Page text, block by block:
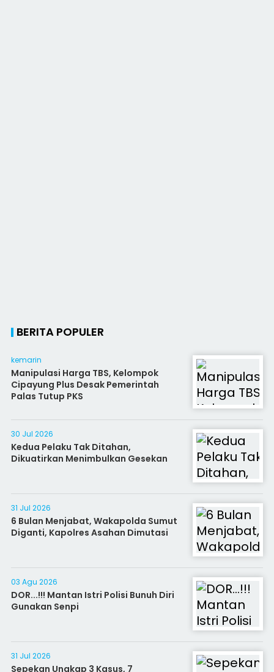
BERITA POPULER
kemarin
Manipulasi Harga TBS, Kelompok
Cipayung Plus Desak Pemerintah
Palas Tutup PKS
30 Jul 2026
Kedua Pelaku Tak Ditahan,
Dikuatirkan Menimbulkan Gesekan
31 Jul 2026
6 Bulan Menjabat, Wakapolda Sumut
Diganti, Kapolres Asahan Dimutasi
03 Agu 2026
DOR...!!! Mantan Istri Polisi Bunuh Diri
Gunakan Senpi
31 Jul 2026
Sepekan Ungkap 3 Kasus, 7